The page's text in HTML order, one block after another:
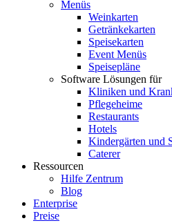
Menüs
Weinkarten
Getränkekarten
Speisekarten
Event Menüs
Speisepläne
Software Lösungen für
Kliniken und
Pflegeheime
Restaurants
Hotels
Kindergärten und
Caterer
Ressourcen
Hilfe Zentrum
Blog
Enterprise
Preise